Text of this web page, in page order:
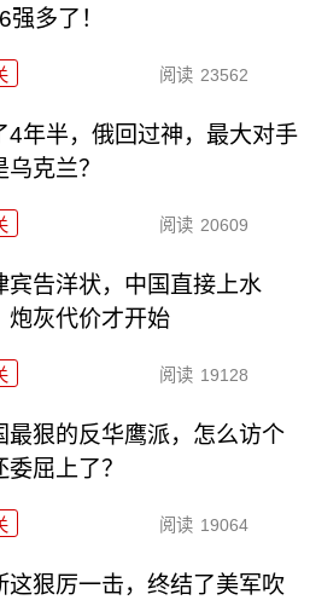
强多了！
阅读 23562
4年半，俄回过神，最大对手
乌克兰？
阅读 20609
宾告洋状，中国直接上水
炮灰代价才开始
阅读 19128
最狠的反华鹰派，怎么访个
委屈上了？
阅读 19064
这狠厉一击，终结了美军吹